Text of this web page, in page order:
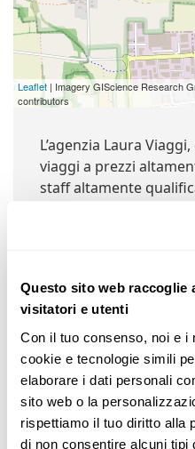
Questo sito web raccoglie
visitatori e utenti
Con il tuo consenso, noi e i
cookie e tecnologie simili
elaborare i dati personali
sito web o la
rispettiamo il tuo diritto alla
di non consentire alcuni tipi
Leaflet | Imagery GIScience Research
contributors
L’agenzia Laura
viaggi a prezzi
staff altamente
Negozi Nelle
Laura Viaggi
Via Castello, 9, 20040